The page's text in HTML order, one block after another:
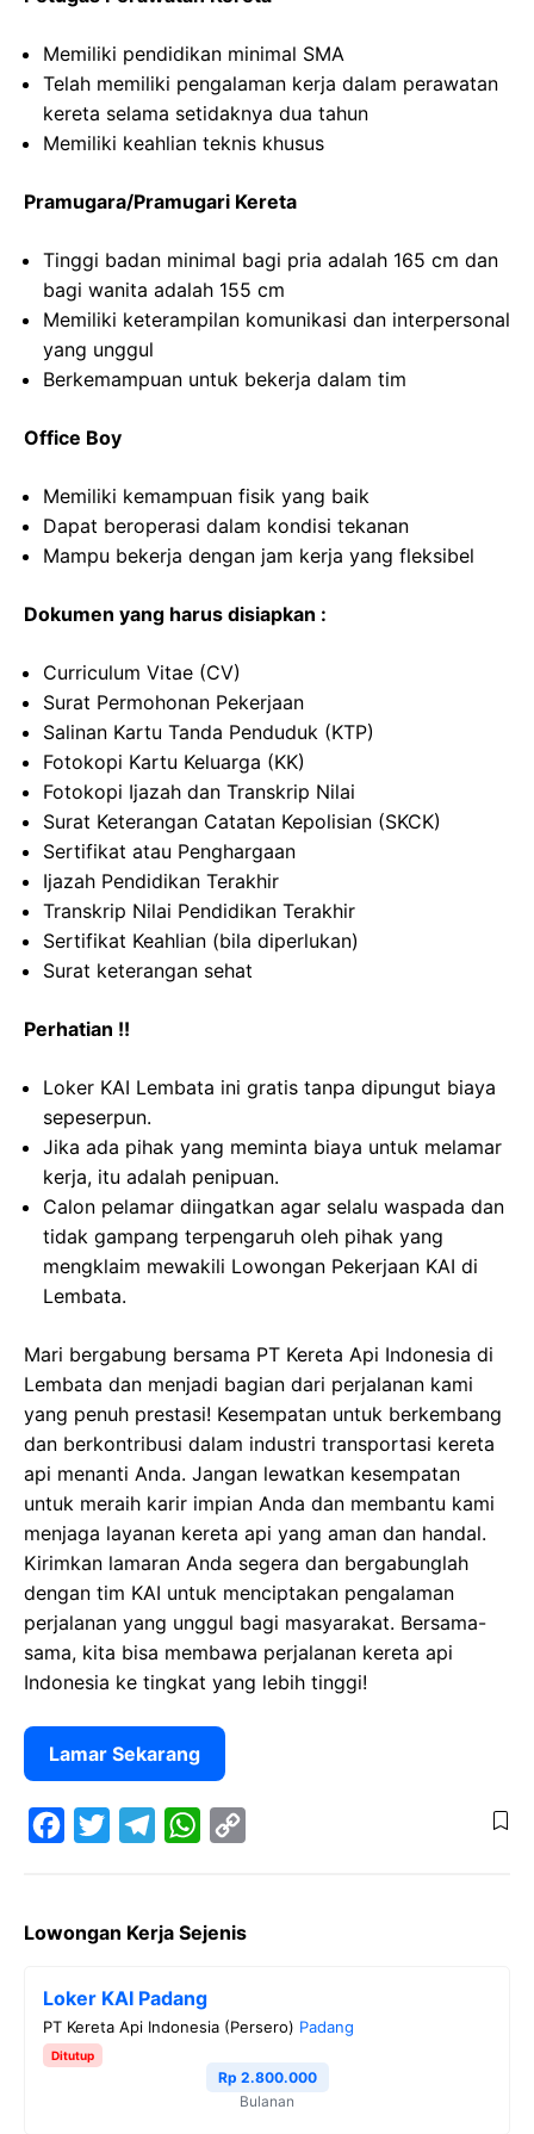
Memiliki pendidikan minimal SMA
Telah memiliki pengalaman kerja dalam perawatan
kereta selama setidaknya dua tahun
Memiliki keahlian teknis khusus
Pramugara/Pramugari Kereta
Tinggi badan minimal bagi pria adalah 165 cm dan
bagi wanita adalah 155 cm
Memiliki keterampilan komunikasi dan interpersonal
yang unggul
Berkemampuan untuk bekerja dalam tim
Office Boy
Memiliki kemampuan fisik yang baik
Dapat beroperasi dalam kondisi tekanan
Mampu bekerja dengan jam kerja yang fleksibel
Dokumen yang harus disiapkan :
Curriculum Vitae (CV)
Surat Permohonan Pekerjaan
Salinan Kartu Tanda Penduduk (KTP)
Fotokopi Kartu Keluarga (KK)
Fotokopi Ijazah dan Transkrip Nilai
Surat Keterangan Catatan Kepolisian (SKCK)
Sertifikat atau Penghargaan
Ijazah Pendidikan Terakhir
Transkrip Nilai Pendidikan Terakhir
Sertifikat Keahlian (bila diperlukan)
Surat keterangan sehat
Perhatian !!
Loker KAI Lembata ini gratis tanpa dipungut biaya
sepeserpun.
Jika ada pihak yang meminta biaya untuk melamar
kerja, itu adalah penipuan.
Calon pelamar diingatkan agar selalu waspada dan
tidak gampang terpengaruh oleh pihak yang
mengklaim mewakili Lowongan Pekerjaan KAI di
Lembata.
Mari bergabung bersama PT Kereta Api Indonesia di
Lembata dan menjadi bagian dari perjalanan kami
yang penuh prestasi! Kesempatan untuk berkembang
dan berkontribusi dalam industri transportasi kereta
api menanti Anda. Jangan lewatkan kesempatan
untuk meraih karir impian Anda dan membantu kami
menjaga layanan kereta api yang aman dan handal.
Kirimkan lamaran Anda segera dan bergabunglah
dengan tim KAI untuk menciptakan pengalaman
perjalanan yang unggul bagi masyarakat. Bersama-
sama, kita bisa membawa perjalanan kereta api
Indonesia ke tingkat yang lebih tinggi!
Lamar Sekarang
c
i
t
e
r
l
g
r
a
s
A
p
i
n
Lowongan Kerja Sejenis
Loker KAI Padang
PT Kereta Api Indonesia (Persero) Padang
Ditutup
Rp 2.800.000
Bulanan